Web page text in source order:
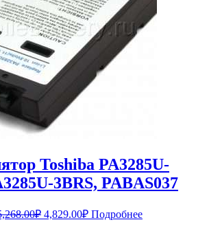
Toshiba PA3285U-
3BRS, PABAS037
₽ Первоначальная
4,829.00₽Текущая
цена:
Подробнее